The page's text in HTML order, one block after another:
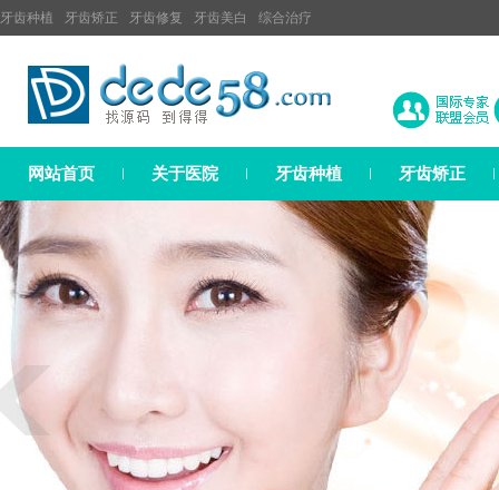
牙齿种植 牙齿矫正 牙齿修复 牙齿美白 综合治疗
网站首页 关于医院 牙齿种植 牙齿矫正